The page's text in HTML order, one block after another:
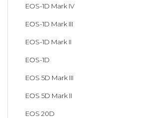
EOS-1D Mark IV
EOS-1D Mark III
EOS-1D Mark II
EOS-1D
EOS 5D Mark III
EOS 5D Mark II
EOS 20D